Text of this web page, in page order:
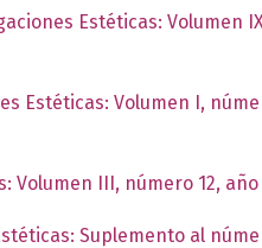
Estéticas: Volumen
Estéticas: Volumen I,
III, número 12, año
Suplemento al